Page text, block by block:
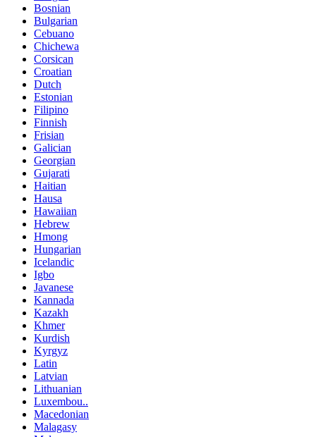
Bosnian
Bulgarian
Cebuano
Chichewa
Corsican
Croatian
Dutch
Estonian
Filipino
Finnish
Frisian
Galician
Georgian
Gujarati
Haitian
Hausa
Hawaiian
Hebrew
Hmong
Hungarian
Icelandic
Igbo
Javanese
Kannada
Kazakh
Khmer
Kurdish
Kyrgyz
Latin
Latvian
Lithuanian
Luxembou..
Macedonian
Malagasy